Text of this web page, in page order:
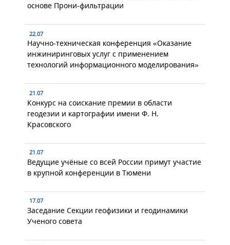
основе Прони-фильтрации
22.07
Научно-техническая конференция «Оказание
инжиниринговых услуг с применением
технологий информационного моделирования»
21.07
Конкурс на соискание премии в области
геодезии и картографии имени Ф. Н.
Красовского
21.07
Ведущие учёные со всей России примут участие
в крупной конференции в Тюмени
17.07
Заседание Секции геофизики и геодинамики
Ученого совета